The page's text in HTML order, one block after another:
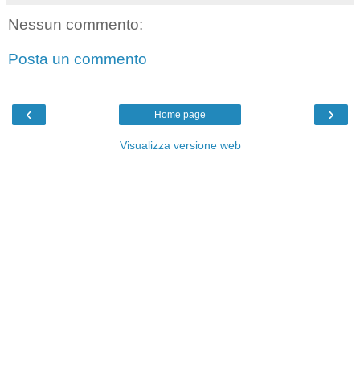
Nessun commento:
Posta un commento
‹ ›
Home page
Visualizza versione web